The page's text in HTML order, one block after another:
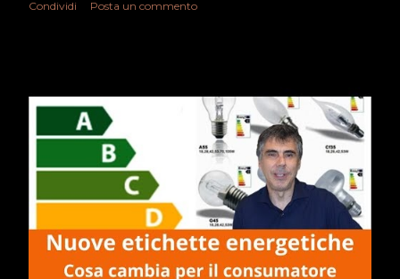
Condividi Posta un commento